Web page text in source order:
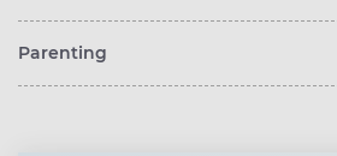
Parenting